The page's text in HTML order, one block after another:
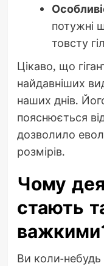
потужні
товсту
Цікаво, що
найдавніших
наших днів.
пояснюється
дозволило
розмірів.
Чому
стають
Ви коли-